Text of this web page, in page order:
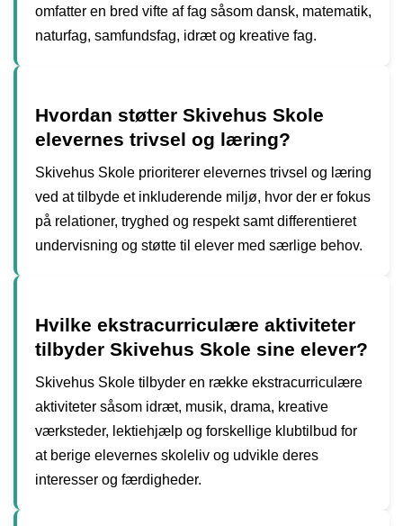
omfatter en bred vifte af fag såsom dansk, matematik,
naturfag, samfundsfag, idræt og kreative fag.
Hvordan støtter Skivehus Skole
elevernes trivsel og læring?
Skivehus Skole prioriterer elevernes trivsel og læring
ved at tilbyde et inkluderende miljø, hvor der er fokus
på relationer, tryghed og respekt samt differentieret
undervisning og støtte til elever med særlige behov.
Hvilke ekstracurriculære aktiviteter
tilbyder Skivehus Skole sine elever?
Skivehus Skole tilbyder en række ekstracurriculære
aktiviteter såsom idræt, musik, drama, kreative
værksteder, lektiehjælp og forskellige klubtilbud for
at berige elevernes skoleliv og udvikle deres
interesser og færdigheder.